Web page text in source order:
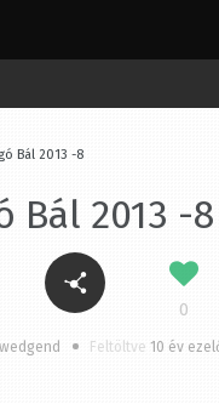
Bál 2013 -8
Bál 2013 -8
wedgend Feltöltve 10 év